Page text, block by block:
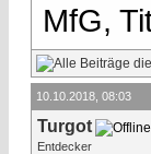
MfG,
10.10.2018, 08:03
Turgot
Entdecker